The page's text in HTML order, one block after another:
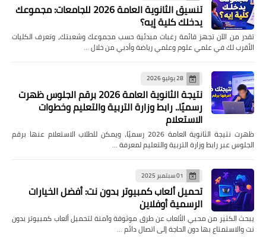
تنسيق الثانوية العامة 2026 للجامعات: مجموعك
يدخلك كلية إيه؟
تقدر من الآن تجهز قائمة رغبات مبدئية حسب مجموعك وشعبتك، وتعرف الكليات
الأقرب لك في علمي علوم وعلمي رياضة وأدبي من خلال …
28 يوليو 2026
نتيجة الثانوية العامة 2026 برقم الجلوس ظهرت
رسميًا.. رابط وزارة التربية والتعليم وخطوات
الاستعلام
ظهرت نتيجة الثانوية العامة 2026 رسميًا، ويمكن للطلاب الاستعلام عنها برقم
الجلوس عبر رابط وزارة التربية والتعليم لمعرفة …
01 سبتمبر 2025
تحميل ألعاب كمبيوتر بدون نت: أفضل الخيارات
الرسمية أوفلاين
يبحث الكثير من محبي الألعاب عن طرق موثوقة وآمنة لتحميل ألعاب كمبيوتر بدون
نت والاستمتاع بها دون الحاجة إلى اتصال دائم …